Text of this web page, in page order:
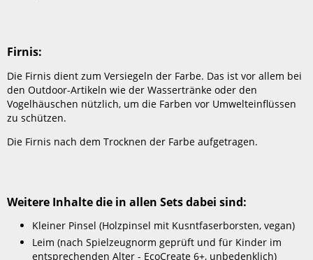
Firnis:
Die Firnis dient zum Versiegeln der Farbe. Das ist vor allem bei
den Outdoor-Artikeln wie der Wassertränke oder den
Vogelhäuschen nützlich, um die Farben vor Umwelteinflüssen
zu schützen.
Die Firnis nach dem Trocknen der Farbe aufgetragen.
Weitere Inhalte die in allen Sets dabei sind:
Kleiner Pinsel (Holzpinsel mit Kusntfaserborsten, vegan)
Leim (nach Spielzeugnorm geprüft und für Kinder im
entsprechenden Alter - EcoCreate 6+, unbedenklich)